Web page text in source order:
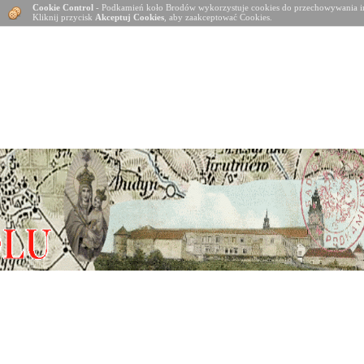
Cookie Control - Podkamień koło Brodów wykorzystuje cookies do
Kliknij przycisk Akceptuj Cookies , aby zaakceptować Cookies.